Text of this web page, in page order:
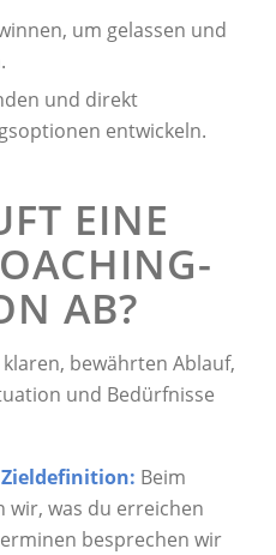
um gelassen und
und direkt
entwickeln.
EINE
AB?
bewährten Ablauf,
und Bedürfnisse
Beim
wir, was du erreichen
besprechen wir